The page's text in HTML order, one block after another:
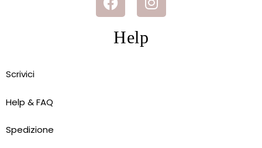
Help
Scrivici
Help & FAQ
Spedizione